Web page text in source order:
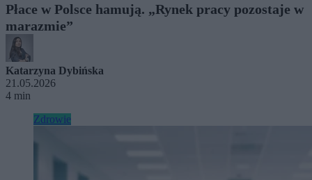
Płace w Polsce hamują. „Rynek pracy pozostaje w
marazmie”
Katarzyna Dybińska
21.05.2026
4 min
Zdrowie